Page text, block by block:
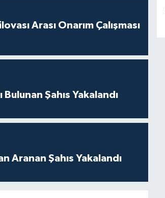
Arası Onarım Çalışması
Bulunan Şahıs Yakalandı
Aranan Şahıs Yakalandı